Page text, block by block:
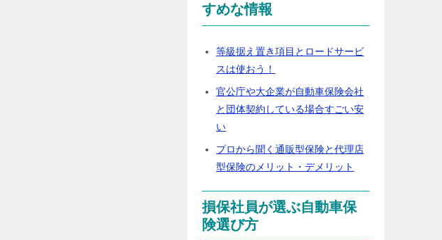
すめな情報
等級据え置き項目とロードサービ
スは使おう！
官公庁や大企業が自動車保険会社
と団体契約している場合すごい安
い
プロから聞く通販型保険と代理店
型保険のメリット・デメリット
損保社員が選ぶ自動車保
険選び方